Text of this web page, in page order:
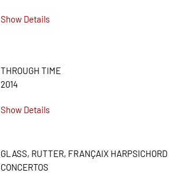
Show Details
THROUGH TIME
2014
Show Details
GLASS, RUTTER, FRANÇAIX HARPSICHORD
CONCERTOS